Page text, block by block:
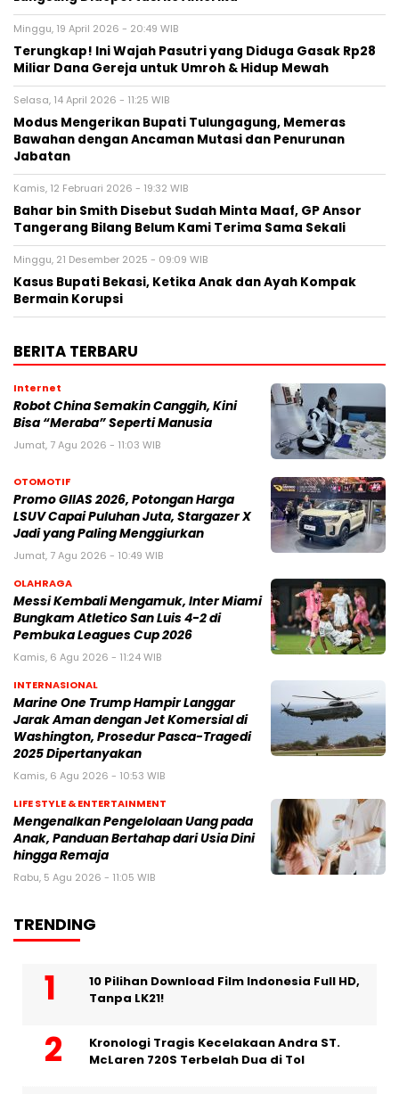
Minggu, 19 April 2026 - 20:49 WIB
Terungkap! Ini Wajah Pasutri yang Diduga Gasak Rp28
Miliar Dana Gereja untuk Umroh & Hidup Mewah
Selasa, 14 April 2026 - 11:25 WIB
Modus Mengerikan Bupati Tulungagung, Memeras
Bawahan dengan Ancaman Mutasi dan Penurunan
Jabatan
Kamis, 12 Februari 2026 - 19:32 WIB
Bahar bin Smith Disebut Sudah Minta Maaf, GP Ansor
Tangerang Bilang Belum Kami Terima Sama Sekali
Minggu, 21 Desember 2025 - 09:09 WIB
Kasus Bupati Bekasi, Ketika Anak dan Ayah Kompak
Bermain Korupsi
BERITA TERBARU
Internet
Robot China Semakin Canggih, Kini
Bisa “Meraba” Seperti Manusia
Jumat, 7 Agu 2026 - 11:03 WIB
OTOMOTIF
Promo GIIAS 2026, Potongan Harga
LSUV Capai Puluhan Juta, Stargazer X
Jadi yang Paling Menggiurkan
Jumat, 7 Agu 2026 - 10:49 WIB
OLAHRAGA
Messi Kembali Mengamuk, Inter Miami
Bungkam Atletico San Luis 4-2 di
Pembuka Leagues Cup 2026
Kamis, 6 Agu 2026 - 11:24 WIB
INTERNASIONAL
Marine One Trump Hampir Langgar
Jarak Aman dengan Jet Komersial di
Washington, Prosedur Pasca-Tragedi
2025 Dipertanyakan
Kamis, 6 Agu 2026 - 10:53 WIB
LIFE STYLE & ENTERTAINMENT
Mengenalkan Pengelolaan Uang pada
Anak, Panduan Bertahap dari Usia Dini
hingga Remaja
Rabu, 5 Agu 2026 - 11:05 WIB
TRENDING
10 Pilihan Download Film Indonesia Full HD,
Tanpa LK21!
Kronologi Tragis Kecelakaan Andra ST.
McLaren 720S Terbelah Dua di Tol